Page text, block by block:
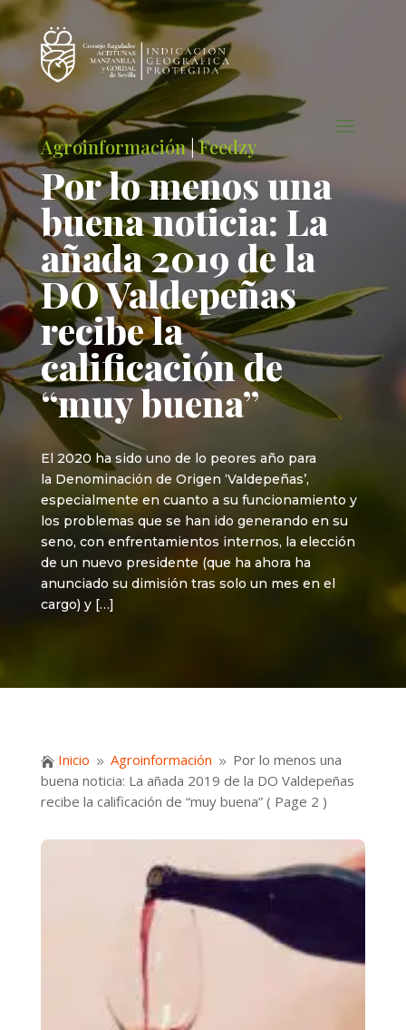
Agroinformación|Feedzy
Por lo menos una
buena noticia: La
añada 2019 de la
DO Valdepeñas
recibe la
calificación de
“muy buena”
El 2020 ha sido uno de lo peores año para
la Denominación de Origen ‘Valdepeñas’,
especialmente en cuanto a su funcionamiento y
los problemas que se han ido generando en su
seno, con enfrentamientos internos, la elección
de un nuevo presidente (que ha ahora ha
anunciado su dimisión tras solo un mes en el
cargo) y […]
 Inicio 9 Agroinformación 9 Por lo menos una
buena noticia: La añada 2019 de la DO Valdepeñas
recibe la calificación de “muy buena”( Page 2 )